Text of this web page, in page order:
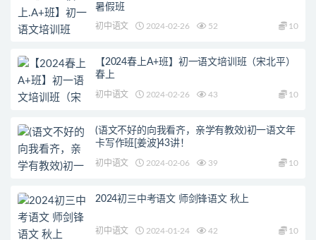
暑假班
初中语文 2024-02-26 52 10
【2024春上A+班】初一语文培训班（宋北平）
春上
初中语文 2024-02-26 43 10
(语文不好的向我看齐，亲学有教效)初一语文年
卡写作班[姜波]43讲！
初中语文 2024-02-06 39 10
2024初三中考语文 师剑锋语文 秋上
初中语文 2024-01-24 42 10